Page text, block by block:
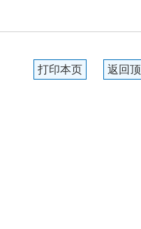
打印本页 返回